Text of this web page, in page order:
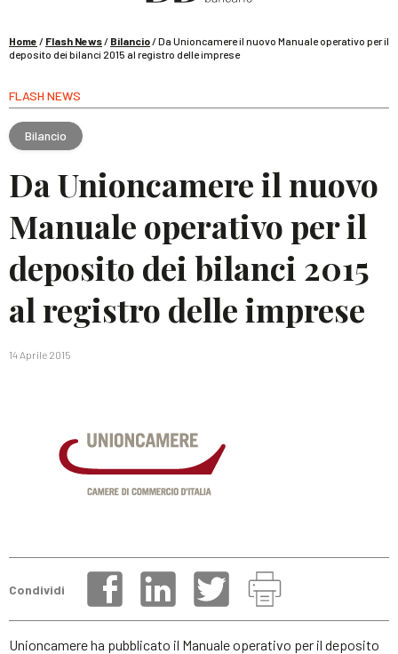
La governance dell’Intelligenza Artificiale
Home / Flash News/ Bilancio/Da Unioncamere il nuovo Manuale operativo per il
deposito dei bilanci 2015 al registro delle imprese
FLASH NEWS
Bilancio
Da Unioncamere il nuovo
Manuale operativo per il
deposito dei bilanci 2015
al registro delle imprese
14 Aprile 2015
Condividi
Unioncamere ha pubblicato il Manuale operativo per il deposito